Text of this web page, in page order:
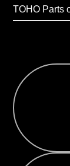
TOHO Parts